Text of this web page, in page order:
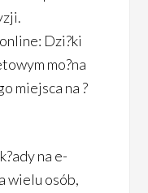
Dzi?ki
mo?na
miejsca na ?
na e-
wielu osób,